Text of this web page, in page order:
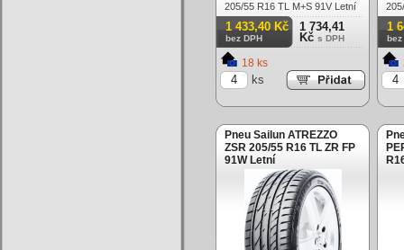
205/55 R16 TL M+S 91V Letní
1 433,40 Kč
bez DPH
1 734,41
Kč s DPH
18 ks
ks
1
bez
Pneu Sailun ATREZZO
ZSR 205/55 R16 TL ZR FP
91W Letní